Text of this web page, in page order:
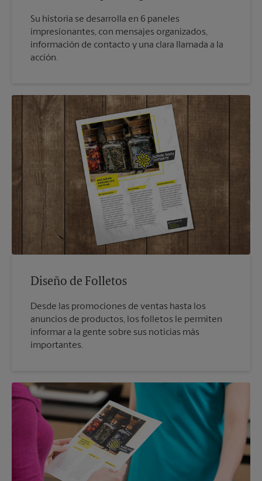
Su historia se desarrolla en 6 paneles
impresionantes, con mensajes organizados,
información de contacto y una clara llamada a la
acción.
Diseño de Folletos
Desde las promociones de ventas hasta los
anuncios de productos, los folletos le permiten
informar a la gente sobre sus noticias más
importantes.